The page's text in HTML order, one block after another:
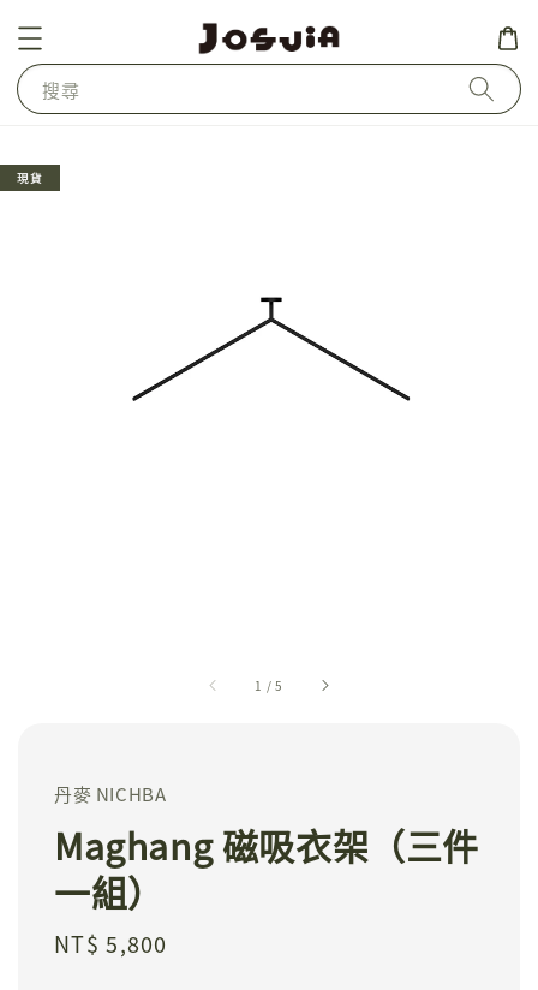
搜尋
1 /5
現貨
丹麥 NICHBA
Maghang 磁吸衣架（三件
一組）
Regular
NT$ 5,800